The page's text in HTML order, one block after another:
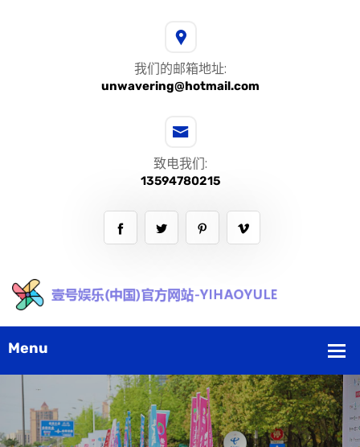
我们的邮箱地址:
unwavering@hotmail.com
致电我们:
13594780215